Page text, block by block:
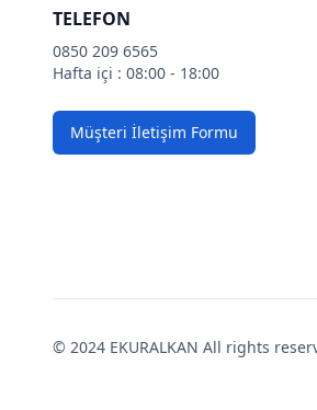
TELEFON
0850 209 6565
Hafta içi : 08:00 - 18:00
Müşteri İletişim Formu
© 2024 EKURALKAN All rights